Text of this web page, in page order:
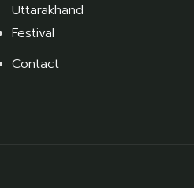
Uttarakhand
Festival
Contact